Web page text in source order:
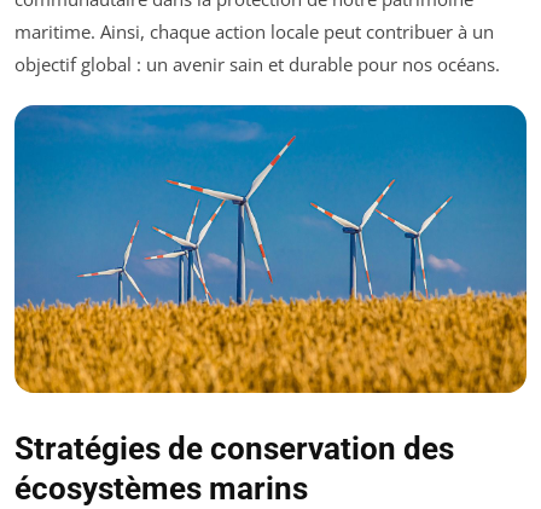
maritime. Ainsi, chaque action locale peut contribuer à un
objectif global : un avenir sain et durable pour nos océans.
Stratégies de conservation des
écosystèmes marins